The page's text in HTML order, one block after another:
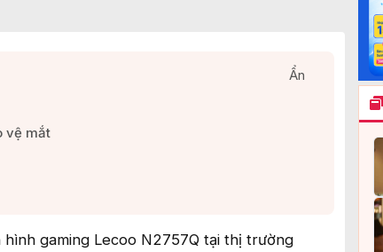
Ẩn
vệ mắt​
gaming Lecoo N2757Q tại thị trường